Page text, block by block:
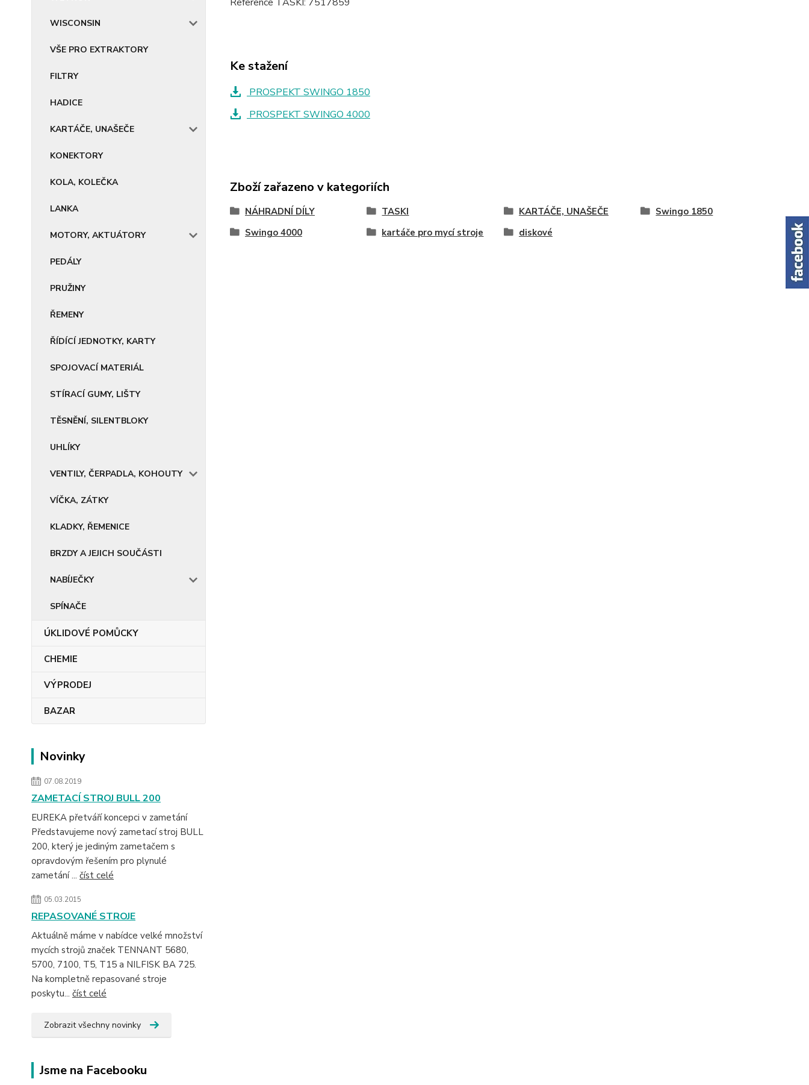
WISCONSIN
VŠE PRO EXTRAKTORY
FILTRY
HADICE
KARTÁČE, UNAŠEČE
KONEKTORY
KOLA, KOLEČKA
LANKA
MOTORY, AKTUÁTORY
PEDÁLY
PRUŽINY
ŘEMENY
ŘÍDÍCÍ JEDNOTKY, KARTY
SPOJOVACÍ MATERIÁL
STÍRACÍ GUMY, LIŠTY
TĚSNĚNÍ, SILENTBLOKY
UHLÍKY
VENTILY, ČERPADLA, KOHOUTY
VÍČKA, ZÁTKY
KLADKY, ŘEMENICE
BRZDY A JEJICH SOUČÁSTI
NABÍJEČKY
SPÍNAČE
ÚKLIDOVÉ POMŮCKY
CHEMIE
VÝPRODEJ
BAZAR
Novinky
07.08.2019
ZAMETACÍ STROJ BULL 200
EUREKA přetváří koncepci v zametání
Představujeme nový zametací stroj BULL
200, který je jediným zametačem s
opravdovým řešením pro plynulé
zametání ... číst celé
05.03.2015
REPASOVANÉ STROJE
Aktuálně máme v nabídce velké množství
mycích strojů značek TENNANT 5680,
5700, 7100, T5, T15 a NILFISK BA 725.
Na kompletně repasované stroje
poskytu... číst celé
Zobrazit všechny novinky
Jsme na Facebooku
Ke stažení
PROSPEKT SWINGO 1850
PROSPEKT SWINGO 4000
Zboží zařazeno v kategoriích
NÁHRADNÍ DÍLY TASKI KARTÁČE, UNAŠEČE
Swingo 1850
Swingo 4000
kartáče pro mycí stroje diskové